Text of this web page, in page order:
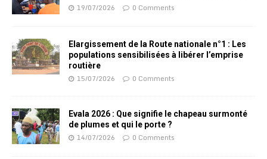
19/07/2026 0 Comments
Elargissement de la Route nationale n°1 : Les
populations sensibilisées à libérer l’emprise
routière
15/07/2026 0 Comments
Evala 2026 : Que signifie le chapeau surmonté
de plumes et qui le porte ?
14/07/2026 0 Comments